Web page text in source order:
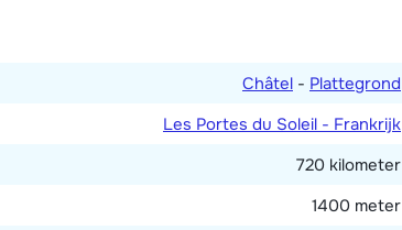
Châtel - Plattegrond
Les Portes du Soleil - Frankrijk
720 kilometer
1400 meter